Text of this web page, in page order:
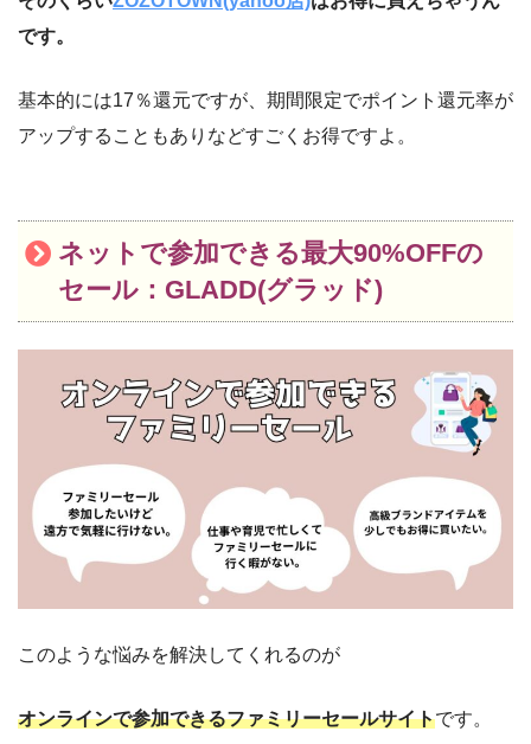
です。
基本的には17％還元ですが、期間限定でポイント還元率が
アップすることもありなどすごくお得ですよ。
ネットで参加できる最大90%OFFの
セール：GLADD(グラッド)
このような悩みを解決してくれるのが
オンラインで参加できるファミリーセールサイトです。